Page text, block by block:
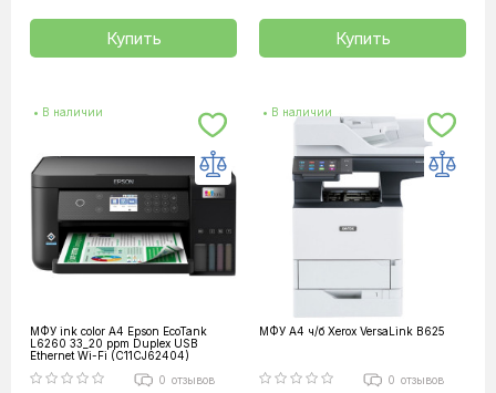
Купить Купить
• В наличии
МФУ ink color A4 Epson EcoTank
L6260 33_20 ppm Duplex USB
Ethernet Wi-Fi (C11CJ62404)
0 отзывов
• В наличии
МФУ А4 ч/б Xerox VersaLink B625
0 отзывов